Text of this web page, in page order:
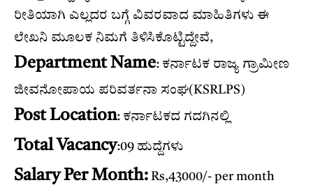
ರೀತಿಯಾಗಿ ಎಲ್ಲದರ ಬಗ್ಗೆ ವಿವರವಾದ ಮಾಹಿತಿಗಳು ಈ
ಲೇಖನಿ ಮೂಲಕ ನಿಮಗೆ ತಿಳಿಸಿಕೊಟ್ಟಿದ್ದೇವೆ,
Department Name: ಕರ್ನಾಟಕ ರಾಜ್ಯ ಗ್ರಾಮೀಣ
ಜೀವನೋಪಾಯ ಪರಿವರ್ತನಾ ಸಂಘ(KSRLPS)
Post Location: ಕರ್ನಾಟಕದ ಗದಗಿನಲ್ಲಿ
Total Vacancy:09 ಹುದ್ದೆಗಳು
Salary Per Month: Rs,43000/- per month